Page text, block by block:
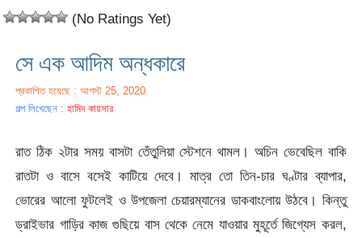
(No Ratings Yet)
সে এক আদিম অন্ধকারে
প্রকাশিত হয়েছে : আগস্ট 25, 2020
গল্প লিখেছেন :হামিদ কায়সার
রাত ঠিক ২টার সময় বাসটা তেঁতুলিয়া স্টেশনে থামল। অচিন ভেবেছিল বাকি
রাতটা ও বাসে বসেই কাটিয়ে দেবে। মাত্র তো তিন-চার ঘণ্টার ব্যাপার,
ভোরের আলো ফুটলেই ও উপজেলা চেয়ারম্যানের ডাকবাংলোয় উঠবে। কিন্তু
ড্রাইভার গাড়ির কাজ গুছিয়ে বাস থেকে নেমে যাওয়ার মুহূর্তে জিগ্যেস করল,